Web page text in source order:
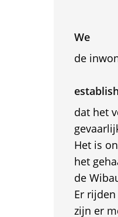
We
de
dat het
Het is
het
de
Er
zijn er